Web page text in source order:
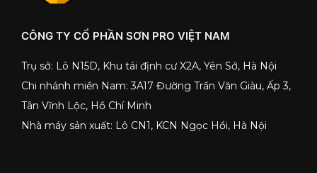
CÔNG TY CỔ PHẦN SƠN PRO VIỆT NAM
Trụ sở: Lô N15D, Khu tái định cư X2A, Yên Sở, Hà Nội
Chi nhánh miền Nam: 3A17 Đường Trần Văn Giàu, Ấp 3,
Tân Vĩnh Lộc, Hồ Chí Minh
Nhà máy sản xuất: Lô CN1, KCN Ngọc Hồi, Hà Nội